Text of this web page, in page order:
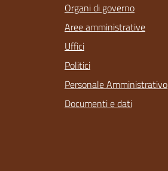
Organi di governo
Aree amministrative
Uffici
Politici
Personale Amministrativo
Documenti e dati